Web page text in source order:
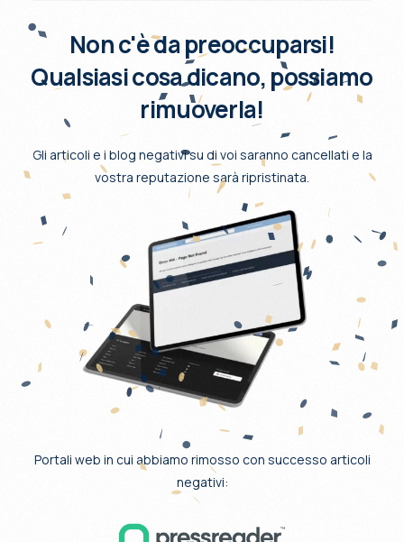
Non c'è da preoccuparsi!
Qualsiasi cosa dicano, possiamo
rimuoverla!
Gli articoli e i blog negativi su di voi saranno cancellati e la
vostra reputazione sarà ripristinata.
Portali web in cui abbiamo rimosso con successo articoli
negativi: